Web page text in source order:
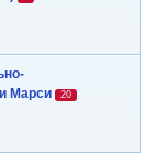
Марси
20